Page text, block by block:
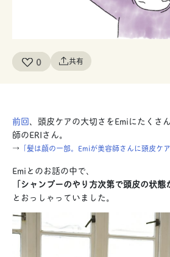
0 共有
前回、頭皮ケアの大切さをEmiにたくさ
師のERIさん。
→ 「髪は顔の一部。Emiが美容師さんに頭皮ケ
Emiとのお話の中で、
「シャンプーのやり方次第で頭皮の状態
とおっしゃっていました。